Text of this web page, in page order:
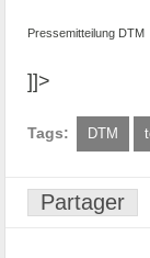
Pressemitteilung DTM
]]>
Tags: DTM
Partager